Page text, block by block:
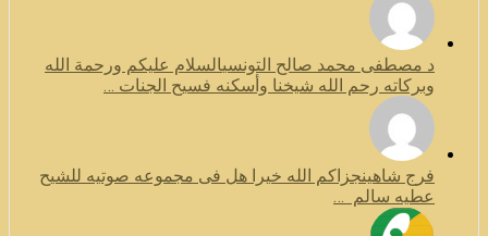
د مصطفى محمد صالح التونسيالسلام عليكم ورحمة الله
وبركاته رحم الله شيخنا وأسكنه فسيح الجنات …
فرج شاهينجزاكم الله خيرا هل فى مجموعه صوتيه للشيح
عطيه سالم …